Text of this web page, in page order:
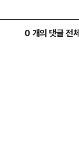
0 개의 댓글 전